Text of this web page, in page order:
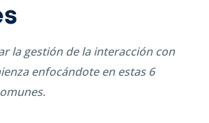
la gestión de la interacción con
enfocándote en estas 6